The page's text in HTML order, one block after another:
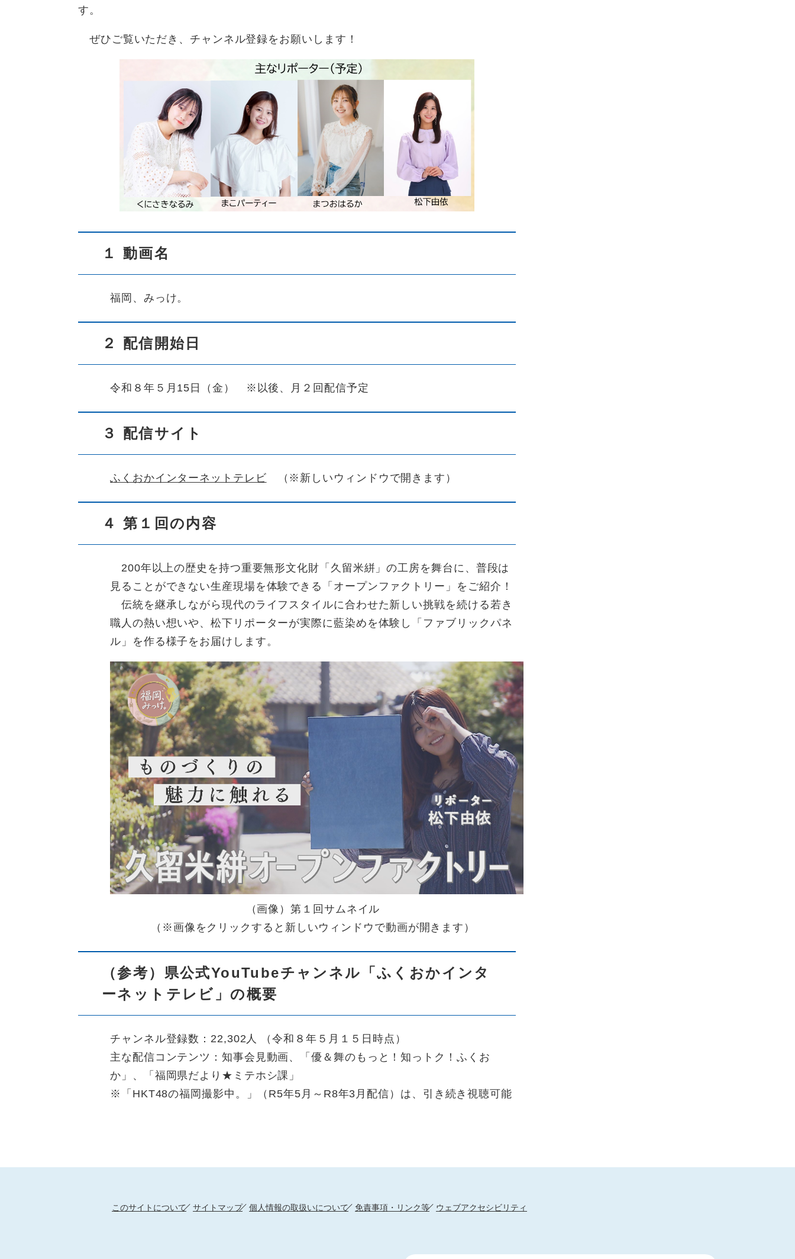
す。
ぜひご覧いただき、チャンネル登録をお願いします！
１ 動画名
福岡、みっけ。
２ 配信開始日
令和８年５月15日（金） ※以後、月２回配信予定
３ 配信サイト
ふくおかインターネットテレビ （※新しいウィンドウで開きます）
４ 第１回の内容
200年以上の歴史を持つ重要無形文化財「久留米絣」の工房を舞台に、普段は
見ることができない生産現場を体験できる「オープンファクトリー」をご紹介！
伝統を継承しながら現代のライフスタイルに合わせた新しい挑戦を続ける若き
職人の熱い想いや、松下リポーターが実際に藍染めを体験し「ファブリックパネ
ル」を作る様子をお届けします。
（画像）第１回サムネイル
（※画像をクリックすると新しいウィンドウで動画が開きます）
​（参考）県公式YouTubeチャンネル「ふくおかインタ
ーネットテレビ」の概要
チャンネル登録数：22,302人 （令和８年５月１５日時点）
主な配信コンテンツ：知事会見動画、「優＆舞のもっと！知っトク！ふくお
か」、「福岡県だより★ミテホシ課」
※「HKT48の福岡撮影中。」（R5年5月～R8年3月配信）は、引き続き視聴可能​
このサイトについて サイトマップ 個人情報の取扱いについて 免責事項・リンク等 ウェブアクセシビリティ